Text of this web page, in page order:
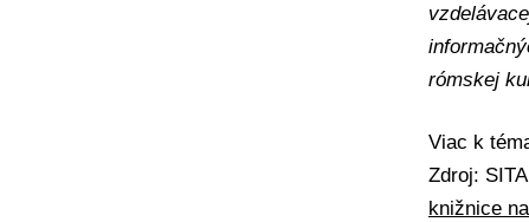
rómskej
Viac k
Zdroj:
knižnice